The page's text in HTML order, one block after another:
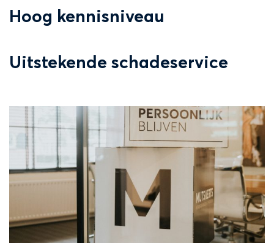
Hoog kennisniveau
Uitstekende schadeservice